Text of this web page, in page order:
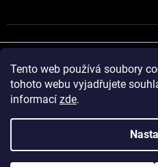
Tento web používá soubory
tohoto webu vyjadřujete
informací zde.
Copyright 2026yourApple.cz